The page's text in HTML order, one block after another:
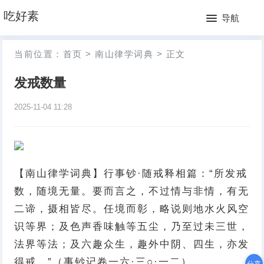
吃好素 导航
网
站
月
当前位置： 首页 > 南山律学词典 > 正文
发戒数量
2025-11-04 11:28
【南山律学词典】行事钞·随戒释相篇：“所发戒
数，随境无量。要而言之，不过情与非情，有无
二谛，摄相皆尽。任境而彰，略说则地水火风空
识等界；及色声香味触等五尘，乃至过未三世，
法界等法；及六趣众生，趣外中阴、四生，亦发